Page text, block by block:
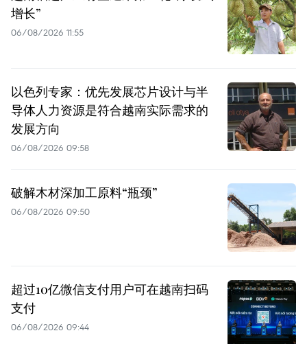
增长”
06/08/2026 11:55
以色列专家：优先发展芯片设计与半
导体人力资源是符合越南实际需求的
发展方向
06/08/2026 09:58
破解木材深加工原料“瓶颈”
06/08/2026 09:50
超过10亿微信支付用户可在越南扫码
支付
06/08/2026 09:44